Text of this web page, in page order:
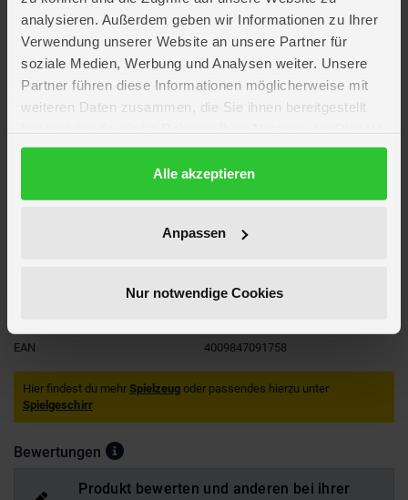
analysieren. Außerdem geben wir Informationen zu Ihrer
Verwendung unserer Website an unsere Partner für
soziale Medien, Werbung und Analysen weiter. Unsere
Partner führen diese Informationen möglicherweise mit
weiteren Daten zusammen, die Sie ihnen bereitgestellt
gesammelt haben.
DatenschutzerklärungAlle akzeptieren
Anpassen
Nur notwendige Cookies
Verpackungsmaße: 25,5 x 9,5 x 18,5 cm
Altersempfehlung: Ab 2 Jahren
Artikelmerkmale
ab 2 Jahre
Verpackungsmaße
Länge ca. 20,2 cm
Höhe ca. 11,5 cm
Klein
EAN
4009847091758
Hier findest du mehr Spielzeug oder passendes hierzu unter
Spielgeschirr
Bewertungen
Produkt bewerten und anderen bei ihrer